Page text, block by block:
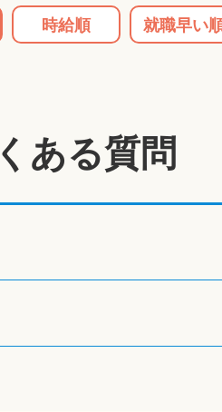
時給順 就職早い
ある質問